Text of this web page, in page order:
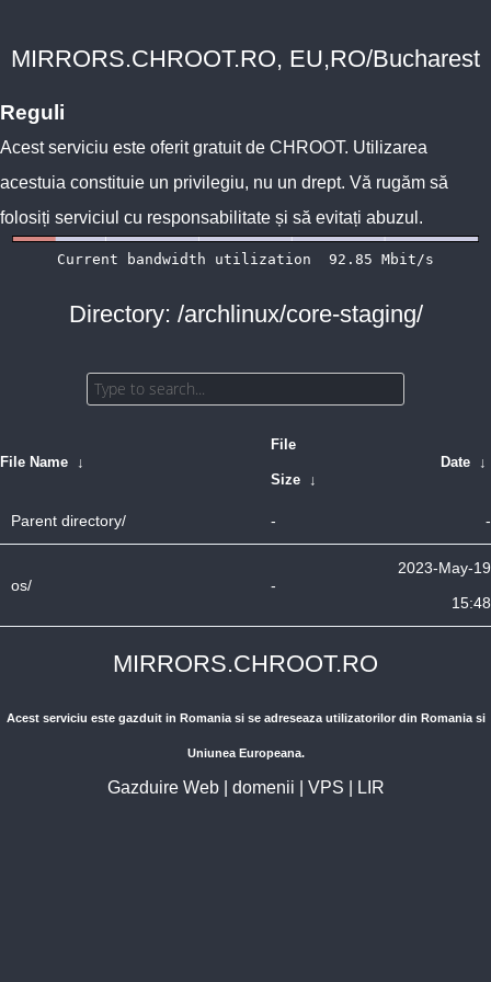
MIRRORS.CHROOT.RO, EU,RO/Bucharest
Reguli
Acest serviciu este oferit gratuit de CHROOT. Utilizarea
acestuia constituie un privilegiu, nu un drept. Vă rugăm să
folosiți serviciul cu responsabilitate și să evitați abuzul.
Directory: /archlinux/core-staging/
File Name ↓
File
Size ↓
Date ↓
Parent directory/ - -
os/ -
2023-May-19
15:48
MIRRORS.CHROOT.RO
Acest serviciu este gazduit in Romania si se adreseaza utilizatorilor din Romania si
Uniunea Europeana.
Gazduire Web| domenii VPS LIR